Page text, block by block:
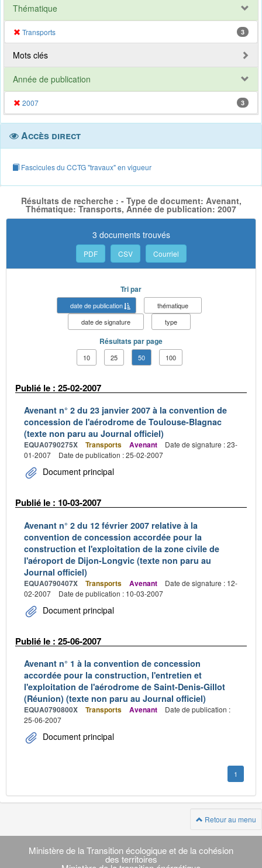
Thématique
Transports 3
Mots clés
Année de publication
2007 3
Accès direct
Fascicules du CCTG "travaux" en vigueur
Résultats de recherche : - Type de document: Avenant,
Thématique: Transports, Année de publication: 2007
3 documents trouvés
PDF CSV Courriel
Tri par
date de publication
thématique
date de signature
type
Résultats par page
10 25 50 100
Publié le : 25-02-2007
Avenant n° 2 du 23 janvier 2007 à la convention de
concession de l'aérodrome de Toulouse-Blagnac
(texte non paru au Journal officiel)
EQUA0790275X Transports Avenant
Date de signature : 23-
01-2007
Date de publication : 25-02-2007
Document principal
Publié le : 10-03-2007
Avenant n° 2 du 12 février 2007 relative à la
convention de concession accordée pour la
construction et l'exploitation de la zone civile de
l'aéroport de Dijon-Longvic (texte non paru au
Journal officiel)
EQUA0790407X Transports Avenant
Date de signature : 12-
02-2007
Date de publication : 10-03-2007
Document principal
Publié le : 25-06-2007
Avenant n° 1 à la convention de concession
accordée pour la construction, l'entretien et
l'exploitation de l'aérodrome de Saint-Denis-Gillot
(Réunion) (texte non paru au Journal officiel)
EQUA0790800X Transports Avenant
Date de publication :
25-06-2007
Document principal
1
Retour au menu
Navigation
transverse
Ministère de la Transition écologique et de la cohésion
des territoires